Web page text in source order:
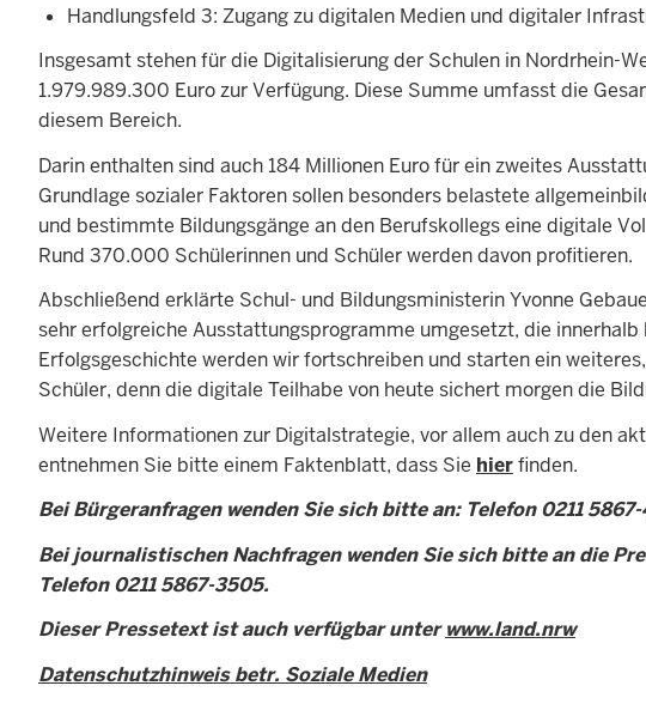
Handlungsfeld 3: Zugang zu digitalen Medien und digitaler
Insgesamt stehen für die Digitalisierung der Schulen in Nordrhein-
1.979.989.300 Euro zur Verfügung. Diese Summe umfasst die
diesem Bereich.
Darin enthalten sind auch 184 Millionen Euro für ein zweites
Grundlage sozialer Faktoren sollen besonders belastete
und bestimmte Bildungsgänge an den Berufskollegs eine digitale
Rund 370.000 Schülerinnen und Schüler werden davon profitieren.
Abschließend erklärte Schul- und Bildungsministerin Yvonne
sehr erfolgreiche Ausstattungsprogramme umgesetzt, die
Erfolgsgeschichte werden wir fortschreiben und starten ein
Schüler, denn die digitale Teilhabe von heute sichert morgen die
Weitere Informationen zur Digitalstrategie, vor allem auch zu den
entnehmen Sie bitte einem Faktenblatt, dass Sie hierfinden.
Bei Bürgeranfragen wenden Sie sich bitte an: Telefon 0211
Bei journalistischen Nachfragen wenden Sie sich bitte an die
Telefon 0211 5867-3505.
Dieser Pressetext ist auch verfügbar unterwww.land.nrw
Datenschutzhinweis betr. Soziale Medien